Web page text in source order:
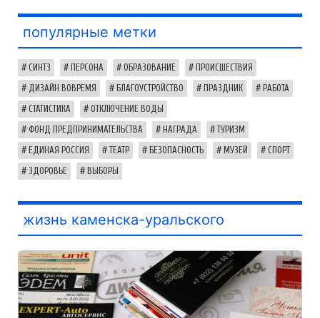
популярные метки
СИНТЗ ПЕРСОНА ОБРАЗОВАНИЕ ПРОИСШЕСТВИЯ
ДИЗАЙН ВОВРЕМЯ БЛАГОУСТРОЙСТВО ПРАЗДНИК РАБОТА
СТАТИСТИКА ОТКЛЮЧЕНИЕ ВОДЫ
ФОНД ПРЕДПРИНИМАТЕЛЬСТВА НАГРАДА ТУРИЗМ
ЕДИНАЯ РОССИЯ ТЕАТР БЕЗОПАСНОСТЬ МУЗЕЙ СПОРТ
ЗДОРОВЬЕ ВЫБОРЫ
жизнь каменска-уральского